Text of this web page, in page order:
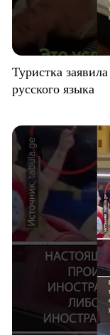
Туристка
русского языка